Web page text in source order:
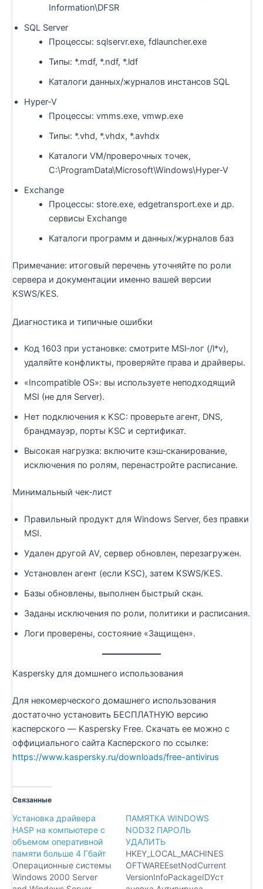
Information\DFSR
SQL Server
Процессы: sqlservr.exe, fdlauncher.exe
Типы: *.mdf, *.ndf, *.ldf
Каталоги данных/журналов инстансов SQL
Hyper‑V
Процессы: vmms.exe, vmwp.exe
Типы: *.vhd, *.vhdx, *.avhdx
Каталоги VM/проверочных точек,
C:\ProgramData\Microsoft\Windows\Hyper‑V
Exchange
Процессы: store.exe, edgetransport.exe и др.
сервисы Exchange
Каталоги программ и данных/журналов баз
Примечание: итоговый перечень уточняйте по роли
сервера и документации именно вашей версии
KSWS/KES.
Диагностика и типичные ошибки
Код 1603 при установке: смотрите MSI‑лог (/l*v),
удаляйте конфликты, проверяйте права и драйверы.
«Incompatible OS»: вы используете неподходящий
MSI (не для Server).
Нет подключения к KSC: проверьте агент, DNS,
брандмауэр, порты KSC и сертификат.
Высокая нагрузка: включите кэш‑сканирование,
исключения по ролям, перенастройте расписание.
Минимальный чек‑лист
Правильный продукт для Windows Server, без правки
MSI.
Удален другой AV, сервер обновлен, перезагружен.
Установлен агент (если KSC), затем KSWS/KES.
Базы обновлены, выполнен быстрый скан.
Заданы исключения по роли, политики и расписания.
Логи проверены, состояние «Защищен».
Kaspersky для домшнего использования
Для некомерческого домашнего использования
достаточно установить БЕСПЛАТНУЮ версию
касперского — Kaspersky Free. Скачать ее можно с
оффициального сайта Касперского по ссылке:
https://www.kaspersky.ru/downloads/free-antivirus
Связанные
Установка драйвера
HASP на компьютере с
объемом оперативной
памяти больше 4 Гбайт
Операционные системы
Windows 2000 Server
ПАМЯТКА WINDOWS
NOD32 ПАРОЛЬ
УДАЛИТЬ
HKEY_LOCAL_MACHINES
OFTWAREEsetNodCurrent
VersionInfoPackageIDУст